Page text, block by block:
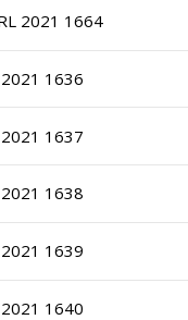
2021 1664
2021 1636
2021 1637
2021 1638
2021 1639
2021 1640